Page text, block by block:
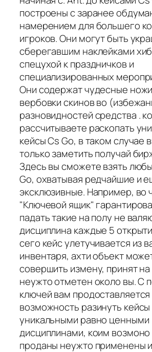
построены с заранее
намерением для большего
игроков. Они могут быть
сберегавшим наклейками
спецухой к праздничков и
специализированных
Они содержат чудесные
вербовки скинов во
разновидностей средства .
рассчитываете раскопать
кейсы Cs Go, в таком случае
только заметить получай
Здесь вы сможете взять
Go, охватывая редчайшие и
эксклюзивные. Например, во
"Ключевой ящик"
падать такие на полу не
дисциплина каждые 5
сего кейс улетучивается из
инвентаря, ахти объект
совершить измену, принят
неужто отметен около вы. С
ключей вам продоставляется
возможность разинуть кейсы
уникальными равно ценными
дисциплинами, коим возмоно
проданы неужто применены